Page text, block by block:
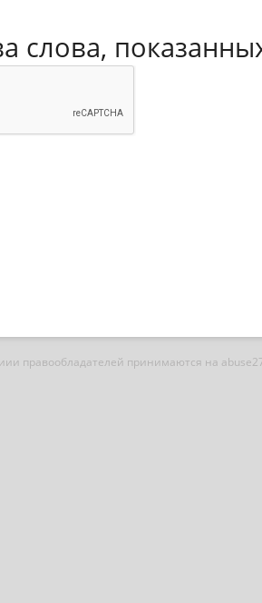
слова,
правообладателей принимаются на